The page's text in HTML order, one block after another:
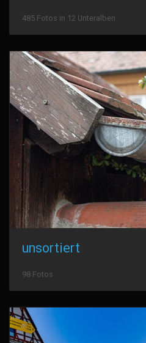
485 Fotos in 12 Unteralben
unsortiert
98 Fotos